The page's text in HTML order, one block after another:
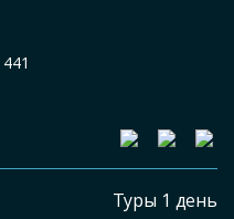
Туры 1 день